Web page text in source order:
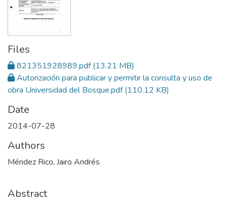
Files
821351928989.pdf(13.21 MB)
Autorización para publicar y permitir la consulta y uso de
obra Universidad del Bosque.pdf(110.12 KB)
Date
2014-07-28
Authors
Méndez Rico, Jairo Andrés
Abstract